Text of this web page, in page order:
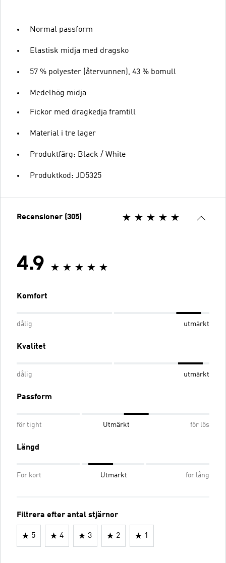
Normal passform
Elastisk midja med dragsko
57 % polyester (återvunnen), 43 % bomull
Medelhög midja
Fickor med dragkedja framtill
Material i tre lager
Produktfärg: Black / White
Produktkod: JD5325
Recensioner (305)
4.9
Komfort
dålig utmärkt
Kvalitet
dålig utmärkt
Passform
för tight Utmärkt för lös
Längd
För kort Utmärkt för lång
Filtrera efter antal stjärnor
5 4 3 2 1